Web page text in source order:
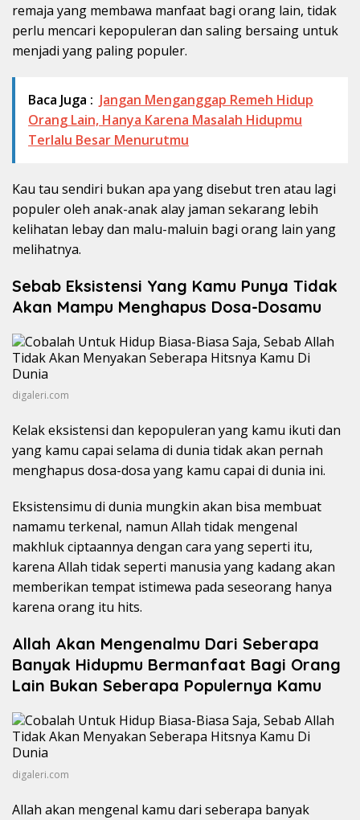
remaja yang membawa manfaat bagi orang lain, tidak
perlu mencari kepopuleran dan saling bersaing untuk
menjadi yang paling populer.
Baca Juga : Jangan Menganggap Remeh Hidup
Orang Lain, Hanya Karena Masalah Hidupmu
Terlalu Besar Menurutmu
Kau tau sendiri bukan apa yang disebut tren atau lagi
populer oleh anak-anak alay jaman sekarang lebih
kelihatan lebay dan malu-maluin bagi orang lain yang
melihatnya.
Sebab Eksistensi Yang Kamu Punya Tidak
Akan Mampu Menghapus Dosa-Dosamu
digaleri.com
Kelak eksistensi dan kepopuleran yang kamu ikuti dan
yang kamu capai selama di dunia tidak akan pernah
menghapus dosa-dosa yang kamu capai di dunia ini.
Eksistensimu di dunia mungkin akan bisa membuat
namamu terkenal, namun Allah tidak mengenal
makhluk ciptaannya dengan cara yang seperti itu,
karena Allah tidak seperti manusia yang kadang akan
memberikan tempat istimewa pada seseorang hanya
karena orang itu hits.
Allah Akan Mengenalmu Dari Seberapa
Banyak Hidupmu Bermanfaat Bagi Orang
Lain Bukan Seberapa Populernya Kamu
digaleri.com
Allah akan mengenal kamu dari seberapa banyak